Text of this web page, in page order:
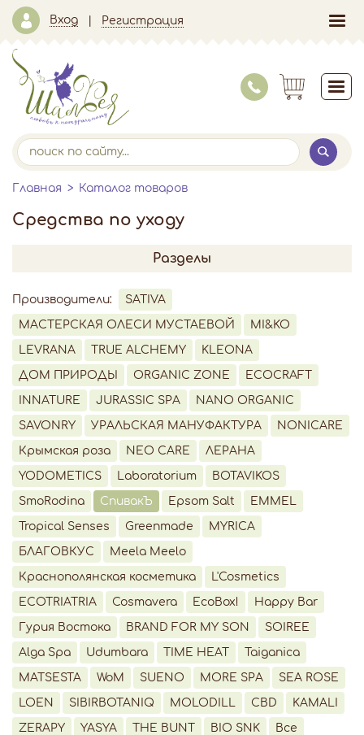
Вход Регистрация
Главная Каталог товаров
Средства по уходу
Разделы
Производители: SATIVA
МАСТЕРСКАЯ ОЛЕСИ МУСТАЕВОЙ MI&KO
LEVRANA TRUE ALCHEMY KLEONA
ДОМ ПРИРОДЫ ORGANIC ZONE ECOCRAFT
INNATURE JURASSIC SPA NANO ORGANIC
SAVONRY УРАЛЬСКАЯ МАНУФАКТУРА NONICARE
Крымская роза NEO CARE ЛЕРАНА
YODOMETICS Laboratorium BOTAVIKOS
SmoRodina СпивакЪ Epsom Salt EMMEL
Tropical Senses Greenmade MYRICA
БЛАГОВКУС Meela Meelo
Краснополянская косметика L'Cosmetics
ECOTRIATRIA Cosmavera EcoBox! Happy Bar
Гурия Востока BRAND FOR MY SON SOIREE
Alga Spa Udumbara TIME HEAT Taiganica
MATSESTA WoM SUENO MORE SPA SEA ROSE
LOEN SIBIRBOTANIQ MOLODILL CBD KAMALI
ZERAPY YASYA THE BUNT BIO SNK Все